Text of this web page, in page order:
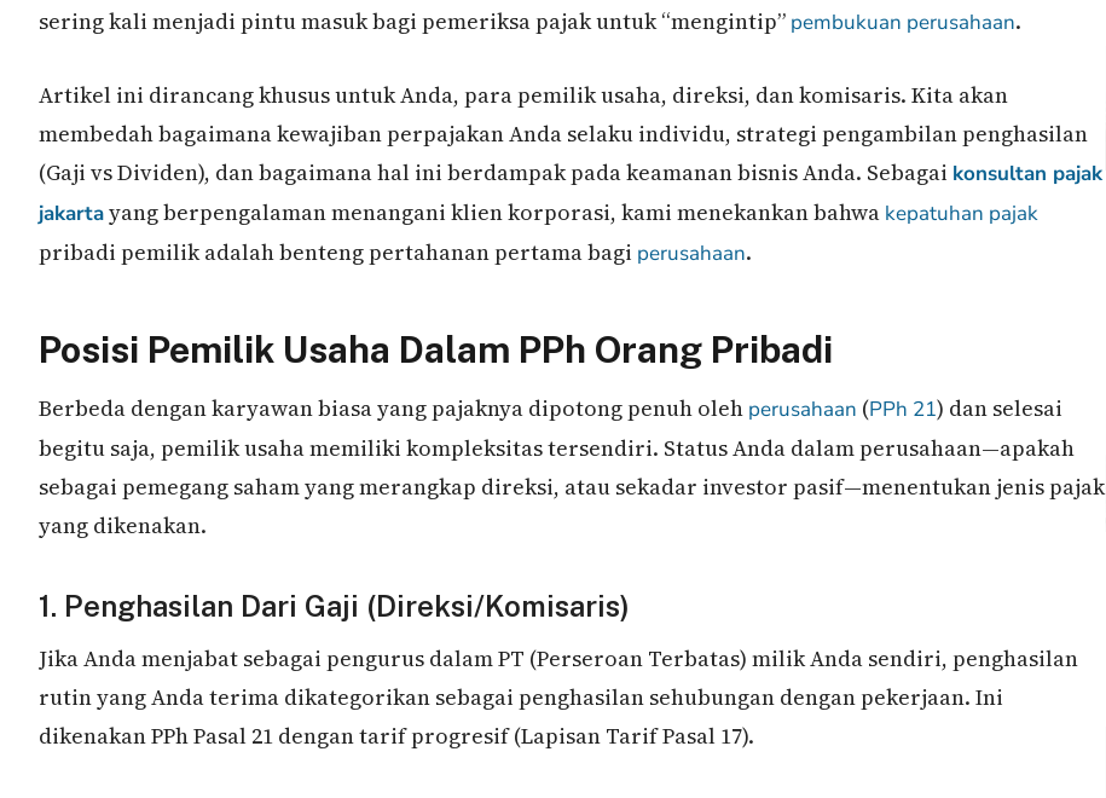
sering kali menjadi pintu masuk bagi pemeriksa pajak untuk “mengintip” pembukuan perusahaan.
Artikel ini dirancang khusus untuk Anda, para pemilik usaha, direksi, dan komisaris. Kita akan
membedah bagaimana kewajiban perpajakan Anda selaku individu, strategi pengambilan penghasilan
(Gaji vs Dividen), dan bagaimana hal ini berdampak pada keamanan bisnis Anda. Sebagai konsultan pajak
jakartayang berpengalaman menangani klien korporasi, kami menekankan bahwa kepatuhan pajak
pribadi pemilik adalah benteng pertahanan pertama bagi perusahaan.
Posisi Pemilik Usaha Dalam PPh Orang Pribadi
Berbeda dengan karyawan biasa yang pajaknya dipotong penuh oleh perusahaan (PPh 21) dan selesai
begitu saja, pemilik usaha memiliki kompleksitas tersendiri. Status Anda dalam perusahaan—apakah
sebagai pemegang saham yang merangkap direksi, atau sekadar investor pasif—menentukan jenis pajak
yang dikenakan.
1. Penghasilan Dari Gaji (Direksi/Komisaris)
Jika Anda menjabat sebagai pengurus dalam PT (Perseroan Terbatas) milik Anda sendiri, penghasilan
rutin yang Anda terima dikategorikan sebagai penghasilan sehubungan dengan pekerjaan. Ini
dikenakan PPh Pasal 21 dengan tarif progresif (Lapisan Tarif Pasal 17).